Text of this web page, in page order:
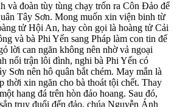
và đoàn tùy tùng chạy trốn ra Côn Đảo để
Tây Sơn. Mong muốn xin viện binh từ
tử Hội An, hay còn gọi là hoàng tử Cải
và bà Phi Yến sang Pháp làm con tin để
lời can ngăn không nên nhờ vả ngoại
nổi trận lôi đình, nghi bà Phi Yến có
Sơn nên hô quân bắt chém. May mắn là
thời xin ngăn cho bà thoát tội chết. Thay
hang đá trên hòn đảo hoang. Sau đó,
truy đuổi đến đảo, chúa Nguyễn Ánh